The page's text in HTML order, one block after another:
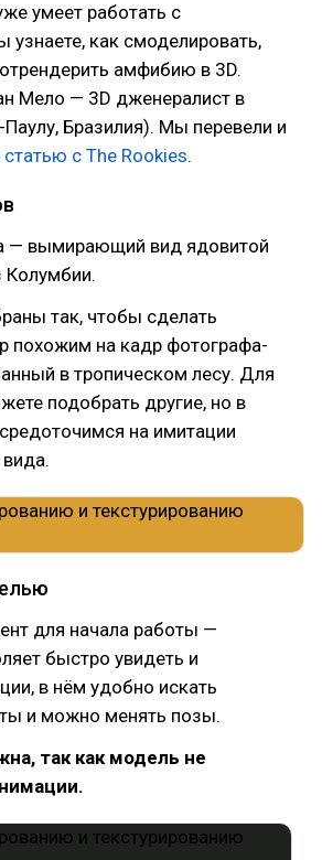
умеет работать с
узнаете, как смоделировать,
амфибию в 3D.
Мело — 3D дженералист в
Бразилия). Мы перевели и
статью с The Rookies.
— вымирающий вид ядовитой
Колумбии.
так, чтобы сделать
похожим на кадр фотографа-
в тропическом лесу. Для
подобрать другие, но в
на имитации
для начала работы —
быстро увидеть и
в нём удобно искать
и можно менять позы.
так как модель не